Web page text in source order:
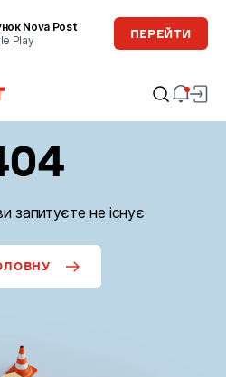
Nova Post
Play
ПЕРЕЙТИ
запитуєте не існує